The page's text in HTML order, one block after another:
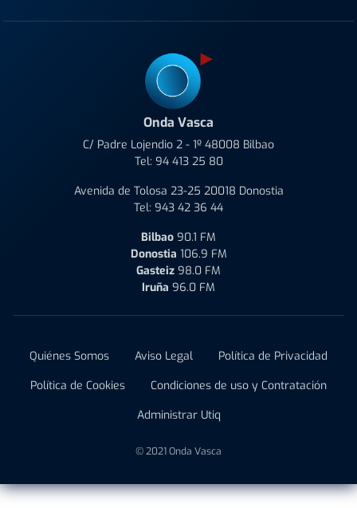
Onda Vasca
C/ Padre Lojendio 2 - 1º 48008 Bilbao
Tel: 94 413 25 80
Avenida de Tolosa 23-25 20018 Donostia
Tel: 943 42 36 44
Bilbao 90.1 FM
Donostia 106.9 FM
Gasteiz 98.0 FM
Iruña 96.0 FM
Quiénes Somos Aviso Legal
Política de Privacidad
Política de Cookies
Condiciones de uso y Contratación
Administrar Utiq
© 2021 Onda Vasca